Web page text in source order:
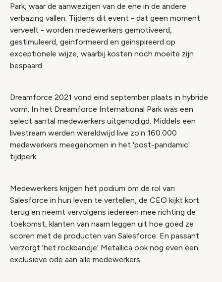
Park, waar de aanwezigen van de ene in de andere
verbazing vallen. Tijdens dit event - dat geen moment
verveelt - worden medewerkers gemotiveerd,
gestimuleerd, geinformeerd en geinspireerd op
exceptionele wijze, waarbij kosten noch moeite zijn
bespaard.
Dreamforce 2021 vond eind september plaats in hybride
vorm. In het Dreamforce International Park was een
select aantal medewerkers uitgenodigd. Middels een
livestream werden wereldwijd live zo'n 160.000
medewerkers meegenomen in het 'post-pandamic'
tijdperk.
Medewerkers krijgen het podium om de rol van
Salesforce in hun leven te vertellen, de CEO kijkt kort
terug en neemt vervolgens iedereen mee richting de
toekomst, klanten van naam leggen uit hoe goed ze
scoren met de producten van Salesforce. En passant
verzorgt 'het rockbandje' Metallica ook nog even een
exclusieve ode aan alle medewerkers.